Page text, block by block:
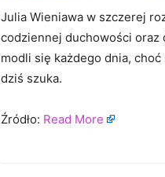
Julia Wieniawa w szczerej
codziennej duchowości oraz
modli się każdego dnia,
dziś szuka.
Źródło: Read More